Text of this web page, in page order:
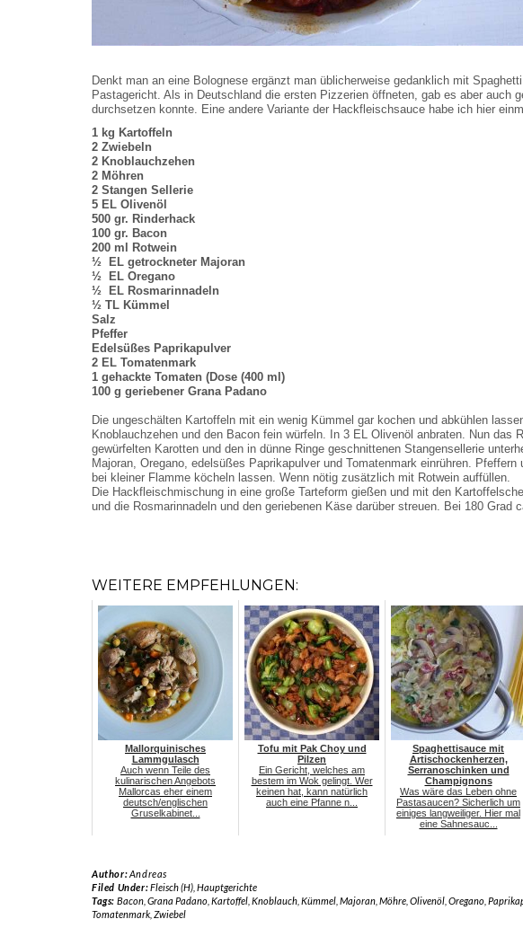
Denkt man an eine Bolognese ergänzt man üblicherweise gedanklich mit
Pastagericht. Als in Deutschland die ersten Pizzerien öffneten, gab es aber
durchsetzen konnte. Eine andere Variante der Hackfleischsauce habe ich hier
1 kg Kartoffeln
2 Zwiebeln
2 Knoblauchzehen
2 Möhren
2 Stangen Sellerie
5 EL Olivenöl
500 gr. Rinderhack
100 gr. Bacon
200 ml Rotwein
½
EL getrockneter Majoran
½
EL Oregano
½
EL Rosmarinnadeln
½ TL Kümmel
Salz
Pfeffer
Edelsüßes Paprikapulver
2 EL Tomatenmark
1 gehackte Tomaten (Dose (400 ml)
100 g geriebener Grana Padano
Die ungeschälten Kartoffeln mit ein wenig Kümmel gar kochen und abkühlen
Knoblauchzehen und den Bacon fein würfeln. In 3 EL Olivenöl anbraten. Nun das
gewürfelten Karotten und den in dünne Ringe geschnittenen Stangensellerie
Majoran, Oregano, edelsüßes Paprikapulver und Tomatenmark einrühren.
bei kleiner Flamme köcheln lassen. Wenn nötig zusätzlich mit Rotwein auffüllen.
Die Hackfleischmischung in eine große Tarteform gießen und mit den
und die Rosmarinnadeln und den geriebenen Käse darüber streuen. Bei 180 Grad
WEITERE EMPFEHLUNGEN:
Mallorquinisches
Lammgulasch
Auch wenn Teile des
kulinarischen Angebots
Mallorcas eher einem
deutsch/englischen
Gruselkabinet...
Tofu mit Pak Choy und
Pilzen
Ein Gericht, welches am
bestem im Wok gelingt. Wer
keinen hat, kann natürlich
auch eine Pfanne n...
Spaghettisauce mit
Artischockenherzen,
Serranoschinken und
Champignons
Was wäre das Leben ohne
Pastasaucen? Sicherlich um
einiges langweiliger. Hier mal
eine Sahnesauc...
Author:Andreas
Filed Under:Fleisch (H), Hauptgerichte
Tags: Bacon, Grana Padano, Kartoffel, Knoblauch, Kümmel, Majoran, Möhre, Olivenöl, Oregano,
Tomatenmark Zwiebel